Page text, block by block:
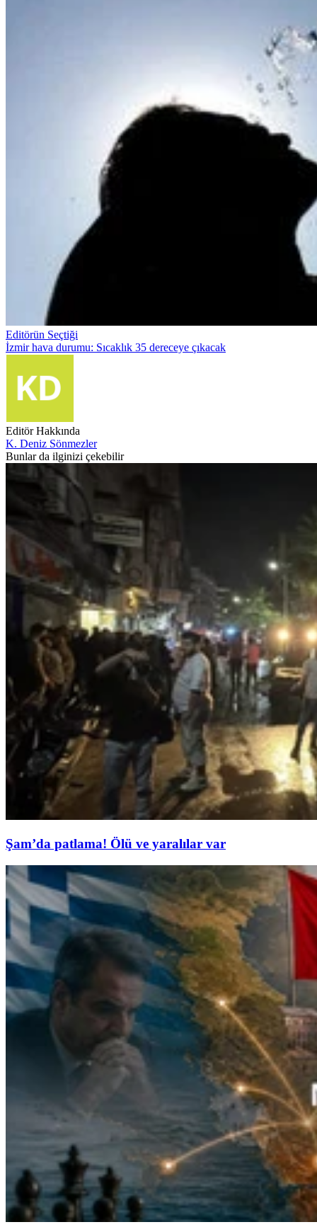
Editörün Seçtiği
İzmir hava durumu: Sıcaklık 35 dereceye çıkacak
Editör Hakkında
K. Deniz Sönmezler
Bunlar da ilginizi çekebilir
Şam’da patlama! Ölü ve yaralılar var